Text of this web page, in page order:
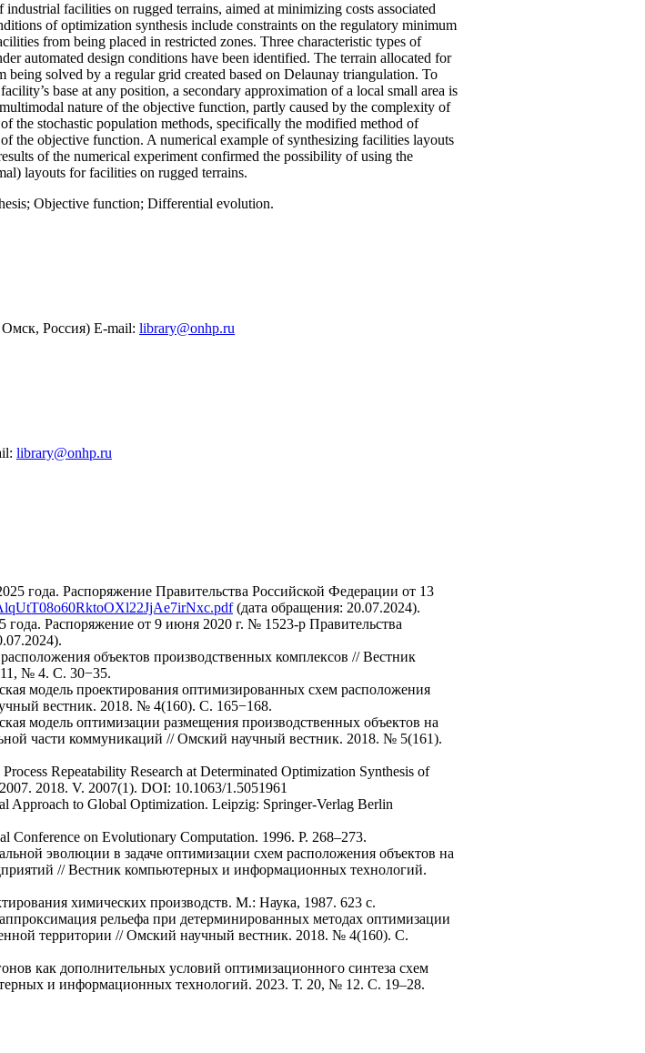
facilities on rugged terrains, aimed at minimizing costs associated
of optimization synthesis include constraints on the regulatory minimum
from being placed in restricted zones. Three characteristic types of
automated design conditions have been identified. The terrain allocated for
solved by a regular grid created based on Delaunay triangulation. To
base at any position, a secondary approximation of a local small area is
nature of the objective function, partly caused by the complexity of
the stochastic population methods, specifically the modified method of
the objective function. A numerical example of synthesizing facilities layouts
of the numerical experiment confirmed the possibility of using the
layouts for facilities on rugged terrains.
Objective function; Differential evolution.
Россия) E-mail: library@onhp.ru
library@onhp.ru
года. Распоряжение Правительства Российской Федерации от 13
(дата обращения: 20.07.2024).
года. Распоряжение от 9 июня 2020 г. № 1523-р Правительства
объектов производственных комплексов // Вестник
11, № 4. С. 30−35.
модель проектирования оптимизированных схем расположения
вестник. 2018. № 4(160). С. 165−168.
модель оптимизации размещения производственных объектов на
части коммуникаций // Омский научный вестник. 2018. № 5(161).
Repeatability Research at Determinated Optimization Synthesis of
2018. V. 2007(1). DOI: 10.1063/1.5051961
Approach to Global Optimization. Leipzig: Springer-Verlag Berlin
on Evolutionary Computation. 1996. P. 268–273.
эволюции в задаче оптимизации схем расположения объектов на
// Вестник компьютерных и информационных технологий.
химических производств. М.: Наука, 1987. 623 с.
рельефа при детерминированных методах оптимизации
территории // Омский научный вестник. 2018. № 4(160). С.
как дополнительных условий оптимизационного синтеза схем
и информационных технологий. 2023. Т. 20, № 12. С. 19–28.